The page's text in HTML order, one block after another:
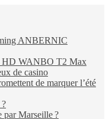
ANBERNIC
HD WANBO T2 Max
de casino
de marquer l’été
par Marseille ?